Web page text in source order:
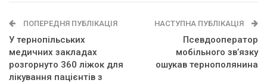
ПОПЕРЕДНЯ ПУБЛІКАЦІЯ
У тернопільських
медичних закладах
розгорнуто 360 ліжок для
лікування пацієнтів з
НАСТУПНА ПУБЛІКАЦІЯ
Псевдооператор
мобільного зв’язку
ошукав тернополянина